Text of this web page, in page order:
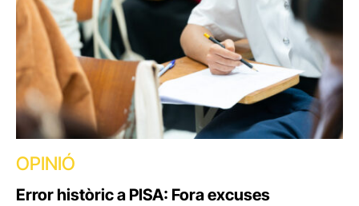
OPINIÓ
Error històric a PISA: Fora excuses